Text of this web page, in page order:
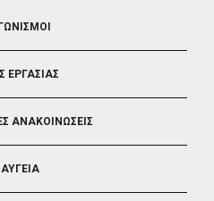
ΕΡΓΑΣΙΑΣ
ΑΝΑΚΟΙΝΩΣΕΙΣ